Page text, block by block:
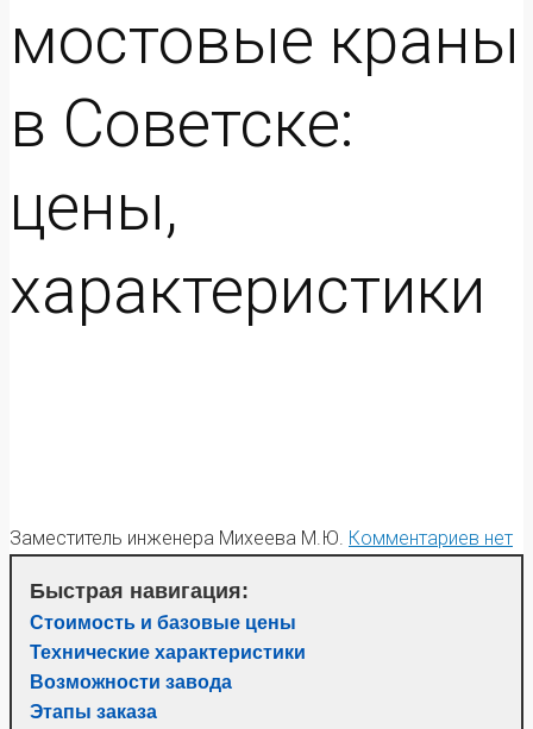
мостовые краны
в Советске:
цены,
характеристики
Заместитель инженера Михеева М.Ю. Комментариев нет
Быстрая навигация:
Стоимость и базовые цены
Технические характеристики
Возможности завода
Этапы заказа